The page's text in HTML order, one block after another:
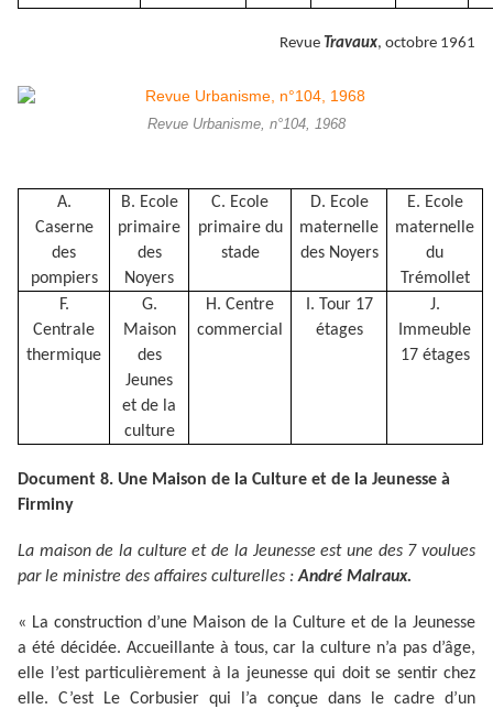
Revue Travaux, octobre 1961
Revue Urbanisme, n°104, 1968
A.
Caserne
des
pompiers
B. Ecole
primaire
des
Noyers
C. Ecole
primaire du
stade
D. Ecole
maternelle
des Noyers
E. Ecole
maternelle
du
Trémollet
F.
Centrale
thermique
G.
Maison
des
Jeunes
et de la
culture
H. Centre
commercial
I. Tour 17
étages
J.
Immeuble
17 étages
Document 8. Une Maison de la Culture et de la Jeunesse à
Firminy
La maison de la culture et de la Jeunesse est une des 7 voulues
par le ministre des affaires culturelles :André Malraux.
« La construction d’une Maison de la Culture et de la Jeunesse
a été décidée. Accueillante à tous, car la culture n’a pas d’âge,
elle l’est particulièrement à la jeunesse qui doit se sentir chez
elle. C’est Le Corbusier qui l’a conçue dans le cadre d’un